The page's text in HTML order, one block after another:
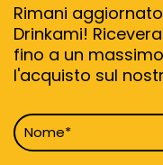
Rimani
Drinkami!
fino a un
l'acquisto sul
Nome
*